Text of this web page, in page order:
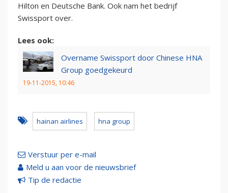
Hilton en Deutsche Bank. Ook nam het bedrijf
Swissport over.
Lees ook:
Overname Swissport door Chinese HNA
Group goedgekeurd
19-11-2015, 10:46
hainan airlines hna group
Verstuur per e-mail
Meld u aan voor de nieuwsbrief
Tip de redactie